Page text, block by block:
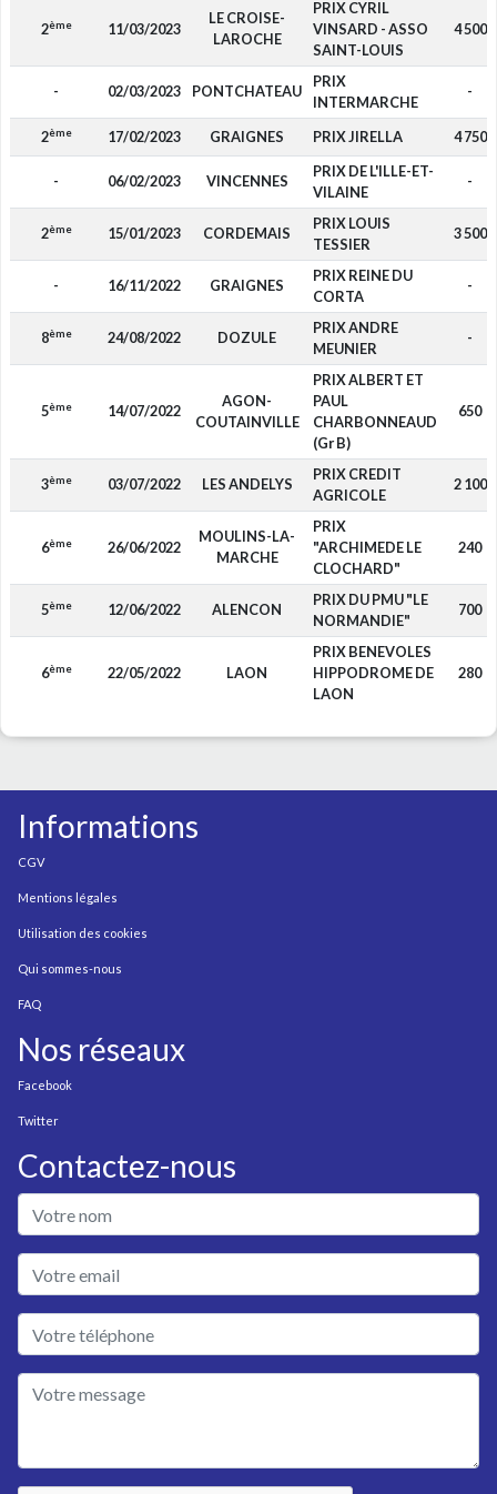
2ème 11/03/2023
LE CROISE-
LAROCHE
PRIX CYRIL
VINSARD - ASSO
SAINT-LOUIS
4 500
- 02/03/2023 PONTCHATEAU
PRIX
INTERMARCHE
-
2ème 17/02/2023 GRAIGNES PRIX JIRELLA 4 750
- 06/02/2023 VINCENNES
PRIX DE L'ILLE-ET-
VILAINE
-
2ème 15/01/2023 CORDEMAIS
PRIX LOUIS
TESSIER
3 500
- 16/11/2022 GRAIGNES
PRIX REINE DU
CORTA
-
8ème 24/08/2022 DOZULE
PRIX ANDRE
MEUNIER
-
5ème 14/07/2022
AGON-
COUTAINVILLE
PRIX ALBERT ET
PAUL
CHARBONNEAUD
(Gr B)
650
3ème 03/07/2022 LES ANDELYS
PRIX CREDIT
AGRICOLE
2 100
6ème 26/06/2022
MOULINS-LA-
MARCHE
PRIX
"ARCHIMEDE LE
CLOCHARD"
240
5ème 12/06/2022 ALENCON
PRIX DU PMU "LE
NORMANDIE"
700
6ème 22/05/2022 LAON
PRIX BENEVOLES
HIPPODROME DE
LAON
280
Informations
CGV
Mentions légales
Utilisation des cookies
Qui sommes-nous
FAQ
Nos réseaux
Facebook
Twitter
Contactez-nous